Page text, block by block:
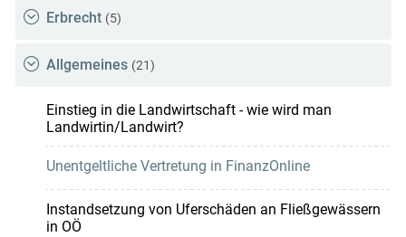
Erbrecht (5)
Allgemeines (21)
Einstieg in die Landwirtschaft - wie wird man
Landwirtin/Landwirt?
Unentgeltliche Vertretung in FinanzOnline
Instandsetzung von Uferschäden an Fließgewässern
in OÖ